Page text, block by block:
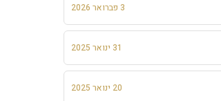
3 פברואר 2026
31 ינואר 2025
20 ינואר 2025